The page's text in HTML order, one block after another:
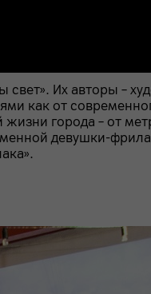
свет». Их авторы –
как от
города – от
девушки-